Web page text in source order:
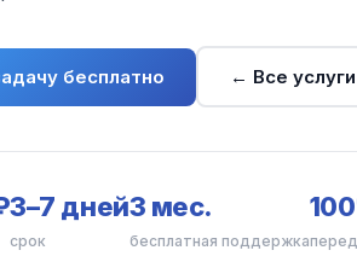
бесплатно ← Все услуги
3–7 дней
срок
3 мес.
бесплатная поддержка